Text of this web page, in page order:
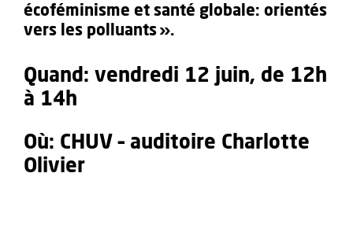
écoféminisme et santé globale: orientés
vers les polluants ».
Quand: vendredi 12 juin, de 12h
à 14h
Où: CHUV – auditoire Charlotte
Olivier